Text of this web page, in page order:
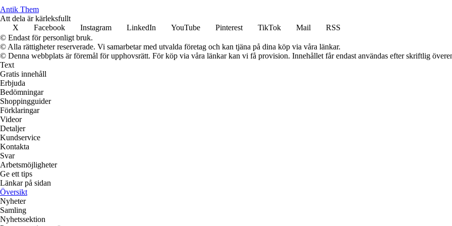
Antik Them
Att dela är kärleksfullt
X
Facebook Instagram LinkedIn YouTube Pinterest TikTok Mail
RSS
© Endast för personligt bruk.
© Alla rättigheter reserverade. Vi samarbetar med utvalda företag och kan tjäna på dina köp via våra länkar.
© Denna webbplats är föremål för upphovsrätt. För köp via våra länkar kan vi få provision. Innehållet får endast användas efter skriftlig
Text
Gratis innehåll
Erbjuda
Bedömningar
Shoppingguider
Förklaringar
Videor
Detaljer
Kundservice
Kontakta
Svar
Arbetsmöjligheter
Ge ett tips
Länkar på sidan
Översikt
Nyheter
Samling
Nyhetssektion